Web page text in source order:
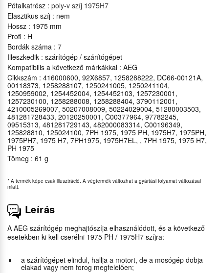
Pótalkatrész : poly-v szíj 1975H7
Elasztikus szíj : nem
Hossz : 1975 mm
Profi : H
Bordák száma : 7
Illeszkedik : szárítógép / szárítógépet
Kompatibilis a következő márkákkal : AEG
Cikkszám : 416000600, 92X6857, 1258288222, DC66-00121A,
00118373, 1258288107, 1250241005, 1250241104,
1250959002, 1254452004, 1254452103, 1257230001,
1257230100, 1258288008, 1258288404, 3790112001,
4210005269007, 50207008009, 50224029004, 51280003503,
481281728433, 20120250001, C00377964, 97782245,
09515313, 481281729143, 482000083314, C00196349,
125828810, 125024100, 7PH 1975, 1975 PH, 1975H7, 1975PH,
1975PH7, 1975 H7, 7PH1975, 1975H7EL, , 7PH 1975, 1975 H7,
PH 1975
Tömeg : 61 g
* A termék képe csak illusztráció. A végtermék változhat a gyártási folyamat változásai
miatt.
Leírás
A AEG szárítógép meghajtószíja elhasználódott, és a következő
esetekben ki kell cserélni 1975 PH / 1975H7 szíjra:
a szárítógépet elindul, hallja a motort, de a mosógép dobja
elakad vagy nem forog megfelelően;